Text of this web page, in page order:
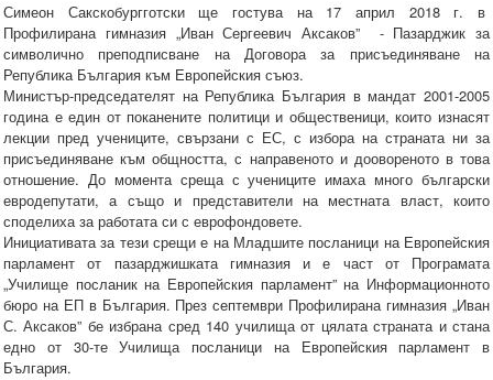
Симеон Сакскобургготски ще гостува на 17 април 2018 г. в
Профилирана гимназия „Иван Сергеевич Аксаков” - Пазарджик за
символично преподписване на Договора за присъединяване на
Република България към Европейския съюз.
Министър-председателят на Република България в мандат 2001-2005
година е един от поканените политици и общественици, които изнасят
лекции пред учениците, свързани с ЕС, с избора на страната ни за
присъединяване към общността, с направеното и доовореното в това
отношение. До момента среща с учениците имаха много български
евродепутати, а също и представители на местната власт, които
споделиха за работата си с еврофондовете.
Инициативата за тези срещи е на Младшите посланици на Европейския
парламент от пазарджишката гимназия и е част от Програмата
„Училище посланик на Европейския парламент” на Информационното
бюро на ЕП в България. През септември Профилирана гимназия „Иван
С. Аксаков” бе избрана сред 140 училища от цялата страната и стана
едно от 30-те Училища посланици на Европейския парламент в
България.